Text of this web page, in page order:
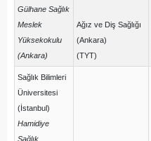
Gülhane Sağlık
Meslek
Yüksekokulu
(Ankara)
Ağız ve Diş Sağlığı
(Ankara)
(TYT)
Sağlık Bilimleri
Üniversitesi
(İstanbul)
Hamidiye
Sağlık